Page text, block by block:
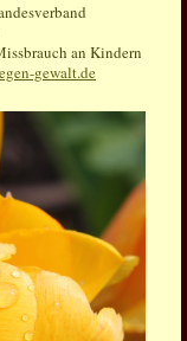
an Kindern
gewalt.de